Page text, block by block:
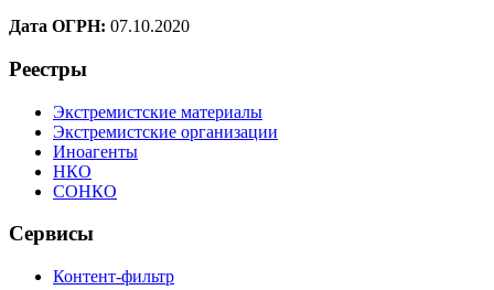
Дата ОГРН: 07.10.2020
Реестры
Экстремистские материалы
Экстремистские организации
Иноагенты
НКО
СОНКО
Сервисы
Контент-фильтр